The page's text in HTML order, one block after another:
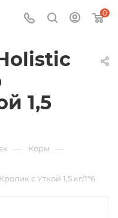
0
1,5
— Корм —
с Уткой 1,5 кг/1*6